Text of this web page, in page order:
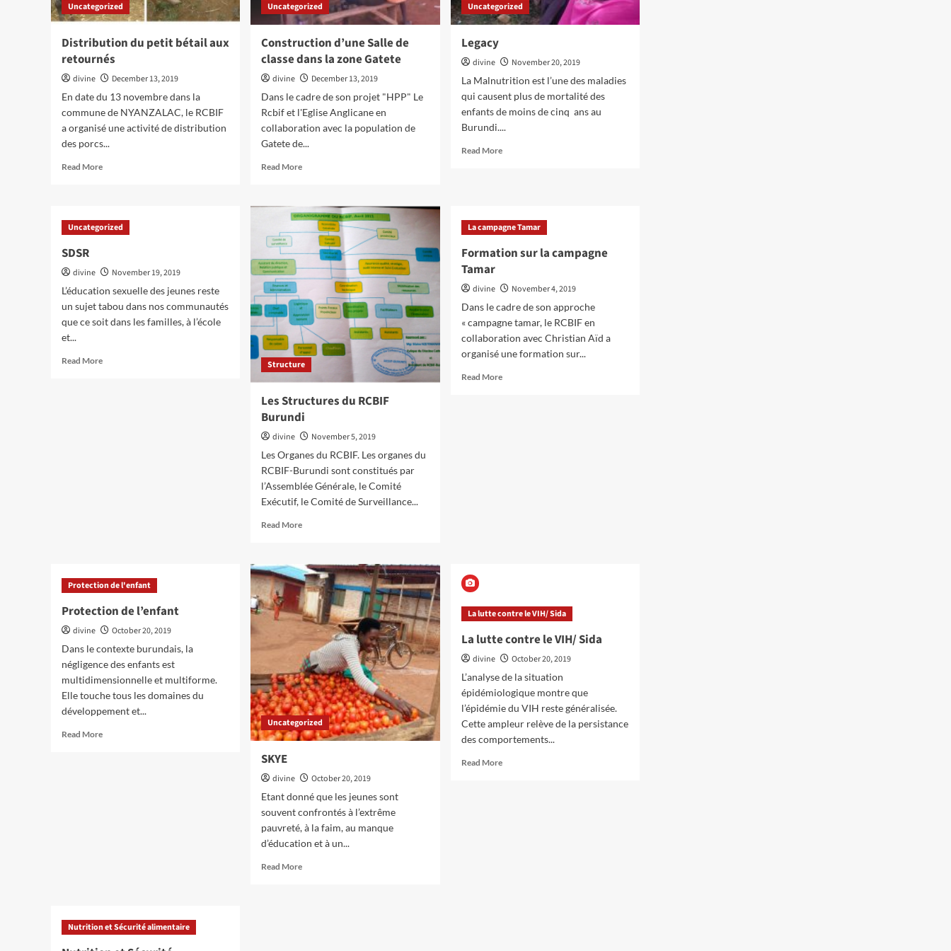
Uncategorized
Distribution du petit bétail aux
retournés
divine
December 13, 2019
En date du 13 novembre dans la
commune de NYANZALAC, le RCBIF
a organisé une activité de distribution
des porcs...
Read MoreRead
du
petit
retournés
Uncategorized
Construction d’une Salle de
classe dans la zone Gatete
divine
December 13, 2019
Dans le cadre de son projet "HPP" Le
Rcbif et l'Eglise Anglicane en
collaboration avec la population de
Gatete de...
Read MoreRead
Construction
d’une
Salle
classe
dans
zone
Gatete
Uncategorized
Legacy
divine
November 20, 2019
La Malnutrition est l’une des maladies
qui causent plus de mortalité des
enfants de moins de cinq ans au
Burundi....
Read MoreRead
Uncategorized
SDSR
divine
November 19, 2019
L’éducation sexuelle des jeunes reste
un sujet tabou dans nos communautés
que ce soit dans les familles, à l’école
et...
Read MoreRead
Structure
Les Structures du RCBIF
Burundi
divine
November 5, 2019
Les Organes du RCBIF. Les organes du
RCBIF-Burundi sont constitués par
l’Assemblée Générale, le Comité
Exécutif, le Comité de Surveillance...
Read MoreRead
Les
Structures
du
RCBIF
Burundi
La campagne Tamar
Formation sur la campagne
Tamar
divine
November 4, 2019
Dans le cadre de son approche
« campagne tamar, le RCBIF en
collaboration avec Christian Aïd a
organisé une formation sur...
Read MoreRead
Protection de l'enfant
Protection de l’enfant
divine
October 20, 2019
Dans le contexte burundais, la
négligence des enfants est
multidimensionnelle et multiforme.
Elle touche tous les domaines du
développement et...
Read MoreRead
Uncategorized
SKYE
divine
October 20, 2019
Etant donné que les jeunes sont
souvent confrontés à l’extrême
pauvreté, à la faim, au manque
d’éducation et à un...
Read MoreRead
La lutte contre le VIH/ Sida
La lutte contre le VIH/ Sida
divine
October 20, 2019
L’analyse de la situation
épidémiologique montre que
l’épidémie du VIH reste généralisée.
Cette ampleur relève de la persistance
des comportements...
Read MoreRead
Nutrition et Sécurité alimentaire